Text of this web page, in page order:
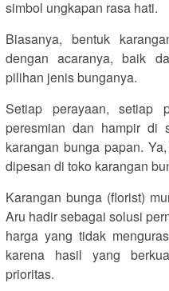
simbol ungkapan rasa hati.
Biasanya, bentuk
dengan acaranya, baik
pilihan jenis bunganya.
Setiap perayaan, setiap
peresmian dan hampir di
karangan bunga papan.
dipesan di toko karangan
Karangan bunga (florist)
Aru hadir sebagai solusi
harga yang tidak
karena hasil yang
prioritas.